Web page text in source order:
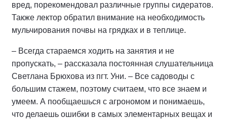
вред, порекомендовал различные группы сидератов.
Также лектор обратил внимание на необходимость
мульчирования почвы на грядках и в теплице.
– Всегда стараемся ходить на занятия и не
пропускать, – рассказала постоянная слушательница
Светлана Брюхова из пгт. Уни. – Все садоводы с
большим стажем, поэтому считаем, что все знаем и
умеем. А пообщаешься с агрономом и понимаешь,
что делаешь ошибки в самых элементарных вещах и